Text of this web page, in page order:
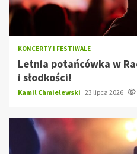
KONCERTY I FESTIWALE
Letnia potańcówka w
i słodkości!
Kamil Chmielewski 23 lipca 2026